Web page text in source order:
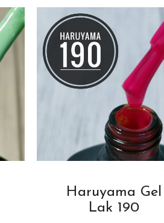
Haruyama Gel
Lak 190